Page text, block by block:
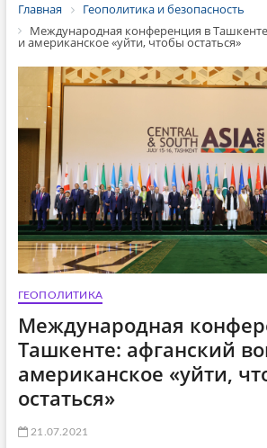
Главная
Геополитика и безопасность
Международная конференция в
и американское «уйти, чтобы остаться»
ГЕОПОЛИТИКА
Международная
Ташкенте: афганский
американское «уйти,
остаться»
21.07.2021